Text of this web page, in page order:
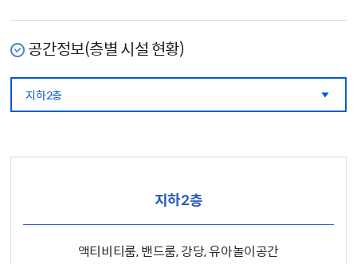
공간정보(층별 시설 현황)
지하2층
지하2층
액티비티룸, 밴드룸, 강당, 유아놀이공간